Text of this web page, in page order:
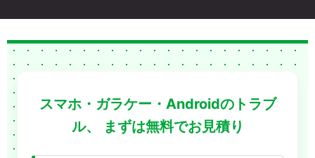
スマホ・ガラケー・Androidのトラブ
ル、
まずは無料でお見積り